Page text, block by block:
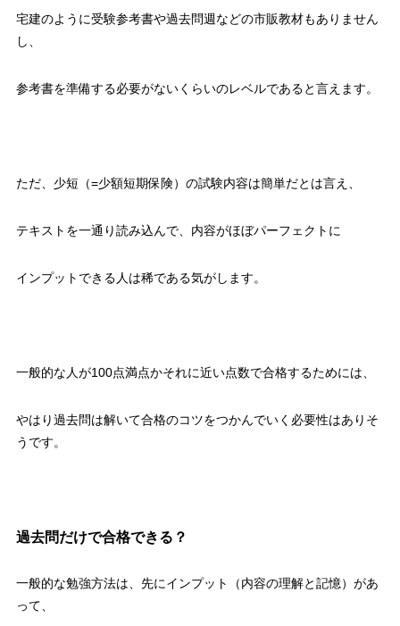
宅建のように受験参考書や過去問週などの市販教材もありません
し、
参考書を準備する必要がないくらいのレベルであると言えます。
ただ、少短（=少額短期保険）の試験内容は簡単だとは言え、
テキストを一通り読み込んで、内容がほぼパーフェクトに
インプットできる人は稀である気がします。
一般的な人が100点満点かそれに近い点数で合格するためには、
やはり過去問は解いて合格のコツをつかんでいく必要性はありそ
うです。
過去問だけで合格できる？
一般的な勉強方法は、先にインプット（内容の理解と記憶）があ
って、